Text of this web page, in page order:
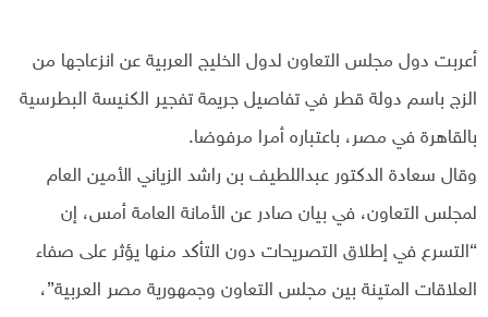
أعربت دول مجلس التعاون لدول الخليج العربية عن انزعاجها من
الزج باسم دولة قطر في تفاصيل جريمة تفجير الكنيسة البطرسية
بالقاهرة في مصر، باعتباره أمرا مرفوضا.
وقال سعادة الدكتور عبداللطيف بن راشد الزياني الأمين العام
لمجلس التعاون، في بيان صادر عن الأمانة العامة أمس، إن
“التسرع في إطلاق التصريحات دون التأكد منها يؤثر على صفاء
العلاقات المتينة بين مجلس التعاون وجمهورية مصر العربية”،